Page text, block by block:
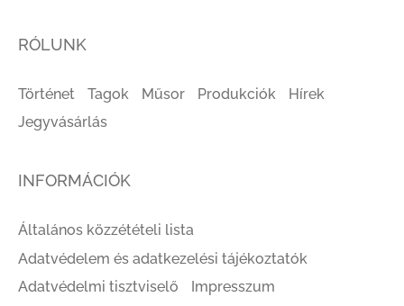
RÓLUNK
Történet Tagok Műsor Produkciók
Hírek
Jegyvásárlás
INFORMÁCIÓK
Általános közzétételi lista
Adatvédelem és adatkezelési tájékoztatók
Adatvédelmi tisztviselő
Impresszum